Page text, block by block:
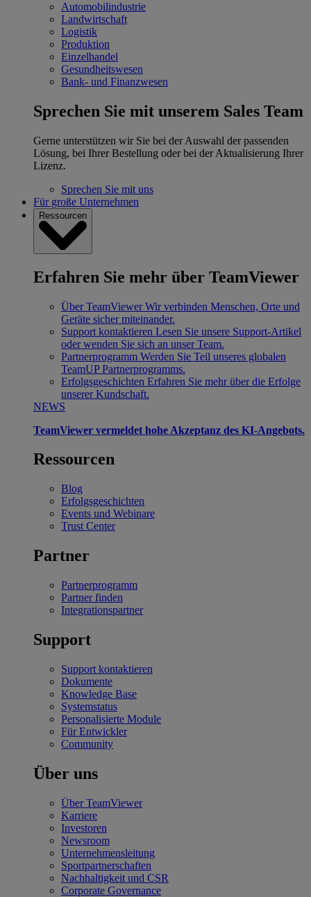
Automobilindustrie
Landwirtschaft
Logistik
Produktion
Einzelhandel
Gesundheitswesen
Bank- und Finanzwesen
Sprechen Sie mit unserem Sales Team
Gerne unterstützen wir Sie bei der Auswahl der passenden
Lösung, bei Ihrer Bestellung oder bei der Aktualisierung Ihrer
Lizenz.
Sprechen Sie mit uns
Für große Unternehmen
Ressourcen
Erfahren Sie mehr über TeamViewer
Über TeamViewer Wir verbinden Menschen, Orte und
Geräte sicher miteinander.
Support kontaktieren Lesen Sie unsere Support-Artikel
oder wenden Sie sich an unser Team.
Partnerprogramm Werden Sie Teil unseres globalen
TeamUP Partnerprogramms.
Erfolgsgeschichten Erfahren Sie mehr über die Erfolge
unserer Kundschaft.
NEWS
TeamViewer vermeldet hohe Akzeptanz des KI-Angebots.
Ressourcen
Blog
Erfolgsgeschichten
Events und Webinare
Trust Center
Partner
Partnerprogramm
Partner finden
Integrationspartner
Support
Support kontaktieren
Dokumente
Knowledge Base
Systemstatus
Personalisierte Module
Für Entwickler
Community
Über uns
Über TeamViewer
Karriere
Investoren
Newsroom
Unternehmensleitung
Sportpartnerschaften
Nachhaltigkeit und CSR
Corporate Governance